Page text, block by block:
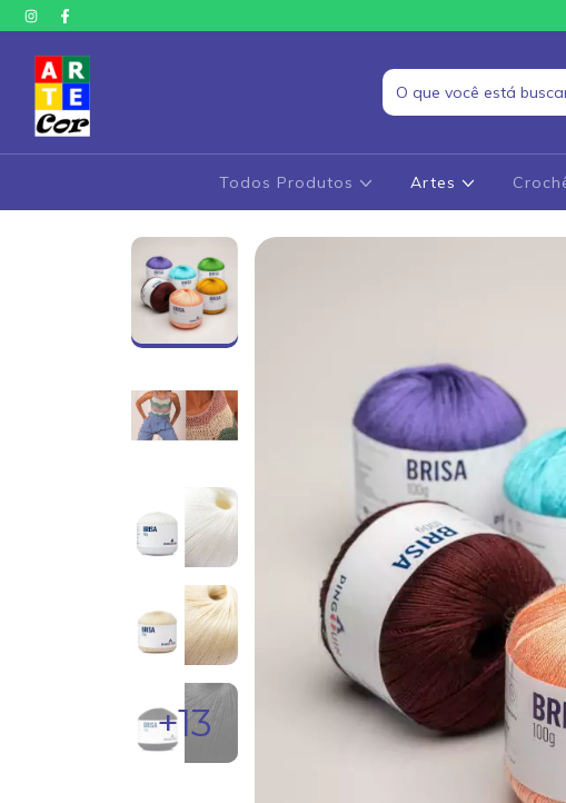
Todos Produtos Artes
+13